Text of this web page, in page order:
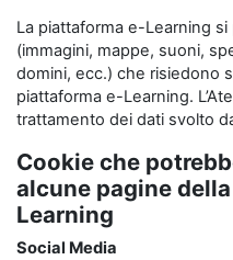
La piattaforma e-Learning
(immagini, mappe, suoni,
domini, ecc.) che risiedono
piattaforma e-Learning.
trattamento dei dati svolto
Cookie che
alcune pagine
Learning
Social Media